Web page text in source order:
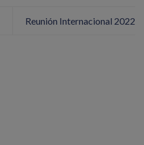
Reunión Internacional 2022